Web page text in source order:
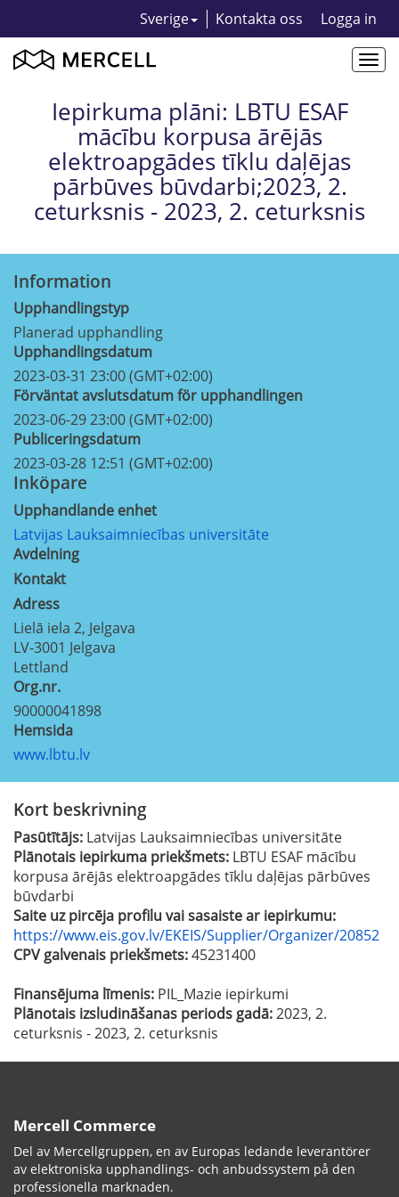
Sverige Kontakta oss Logga in
Iepirkuma plāni: LBTU ESAF
mācību korpusa ārējās
elektroapgādes tīklu daļējas
pārbūves būvdarbi;2023, 2.
ceturksnis - 2023, 2. ceturksnis
Information
Upphandlingstyp
Planerad upphandling
Upphandlingsdatum
2023-03-31 23:00 (GMT+02:00)
Förväntat avslutsdatum för upphandlingen
2023-06-29 23:00 (GMT+02:00)
Publiceringsdatum
2023-03-28 12:51 (GMT+02:00)
Inköpare
Upphandlande enhet
Latvijas Lauksaimniecības universitāte
Avdelning
Kontakt
Adress
Lielā iela 2, Jelgava
LV-3001 Jelgava
Lettland
Org.nr.
90000041898
Hemsida
www.lbtu.lv
Kort beskrivning
Pasūtītājs: Latvijas Lauksaimniecības universitāte
Plānotais iepirkuma priekšmets: LBTU ESAF mācību
korpusa ārējās elektroapgādes tīklu daļējas pārbūves
būvdarbi
Saite uz pircēja profilu vai sasaiste ar iepirkumu:
https://www.eis.gov.lv/EKEIS/Supplier/Organizer/20852
CPV galvenais priekšmets:45231400
Finansējuma līmenis: PIL_Mazie iepirkumi
Plānotais izsludināšanas periods gadā:2023, 2.
ceturksnis - 2023, 2. ceturksnis
Mercell Commerce
Del av Mercellgruppen, en av Europas ledande leverantörer
av elektroniska upphandlings- och anbudssystem på den
professionella marknaden.